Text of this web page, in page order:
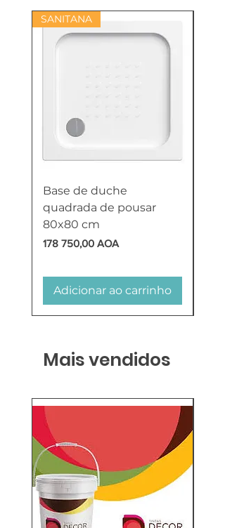
SANITANA
Base de duche
quadrada de pousar
80x80 cm
Preço
178 750,00 AOA
Adicionar ao carrinho
Mais vendidos